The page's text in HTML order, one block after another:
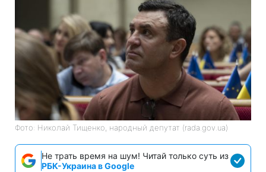
Фото: Николай Тищенко, народный депутат (rada.gov.ua)
Не трать время на шум! Читай только суть из
РБК-Украина в Google